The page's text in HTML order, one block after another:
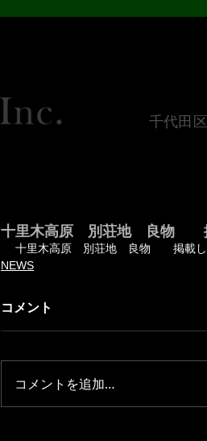
千代田
十里木高原 別荘地 良物 掲
十里木高原　別荘地　良物　　掲載
NEWS
コメント
コメントを追加…